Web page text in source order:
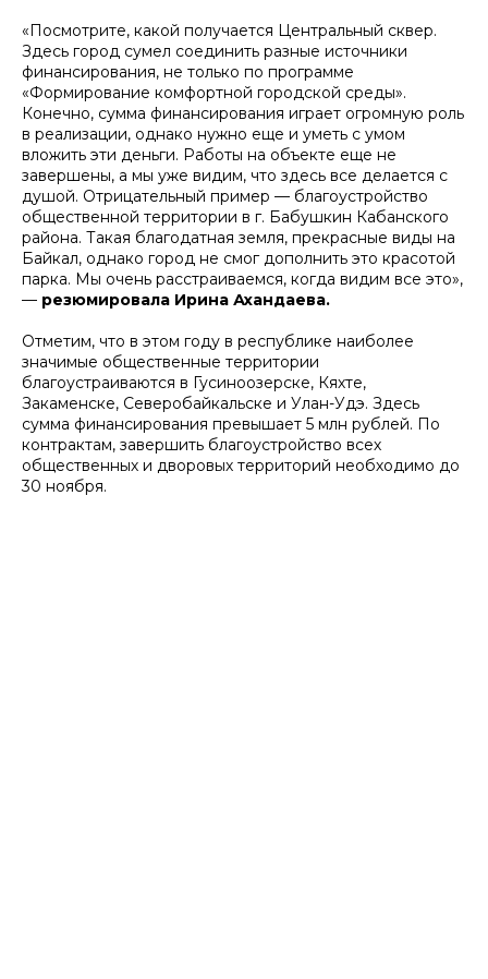
«Посмотрите, какой получается Центральный сквер.
Здесь город сумел соединить разные источники
финансирования, не только по программе
«Формирование комфортной городской среды».
Конечно, сумма финансирования играет огромную роль
в реализации, однако нужно еще и уметь с умом
вложить эти деньги. Работы на объекте еще не
завершены, а мы уже видим, что здесь все делается с
душой. Отрицательный пример — благоустройство
общественной территории в г. Бабушкин Кабанского
района. Такая благодатная земля, прекрасные виды на
Байкал, однако город не смог дополнить это красотой
парка. Мы очень расстраиваемся, когда видим все это»,
— резюмировала Ирина Ахандаева.
Отметим, что в этом году в республике наиболее
значимые общественные территории
благоустраиваются в Гусиноозерске, Кяхте,
Закаменске, Северобайкальске и Улан-Удэ. Здесь
сумма финансирования превышает 5 млн рублей. По
контрактам, завершить благоустройство всех
общественных и дворовых территорий необходимо до
30 ноября.